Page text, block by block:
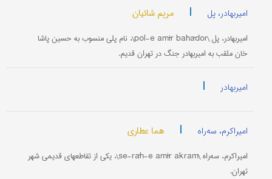
امیربهادر، پل | مریم شائیان
امیربهادر، پل \pol-e amīr bahādor\، نام پلی منسوب به حسین پاشا
خان ملقب به امیربهادر جنگ در تهران قدیم.
امیربهادر |
امیراکرم، سه‌راه | هما عطاری
امیراکرم، سه‌راه \se-rāh-e amīr akram\، یکی از تقاطعهای قدیمی شهر
تهران.